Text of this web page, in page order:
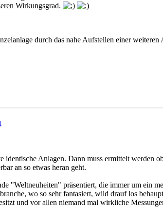
Wirkungsgrad.
durch das nahe Aufstellen einer
identische Anlagen. Dann muss ermittelt werden
an so etwas heran geht.
"Weltneuheiten" präsentiert, die immer um ein
wo so sehr fantasiert, wild drauf los
und vor allen niemand mal wirkliche